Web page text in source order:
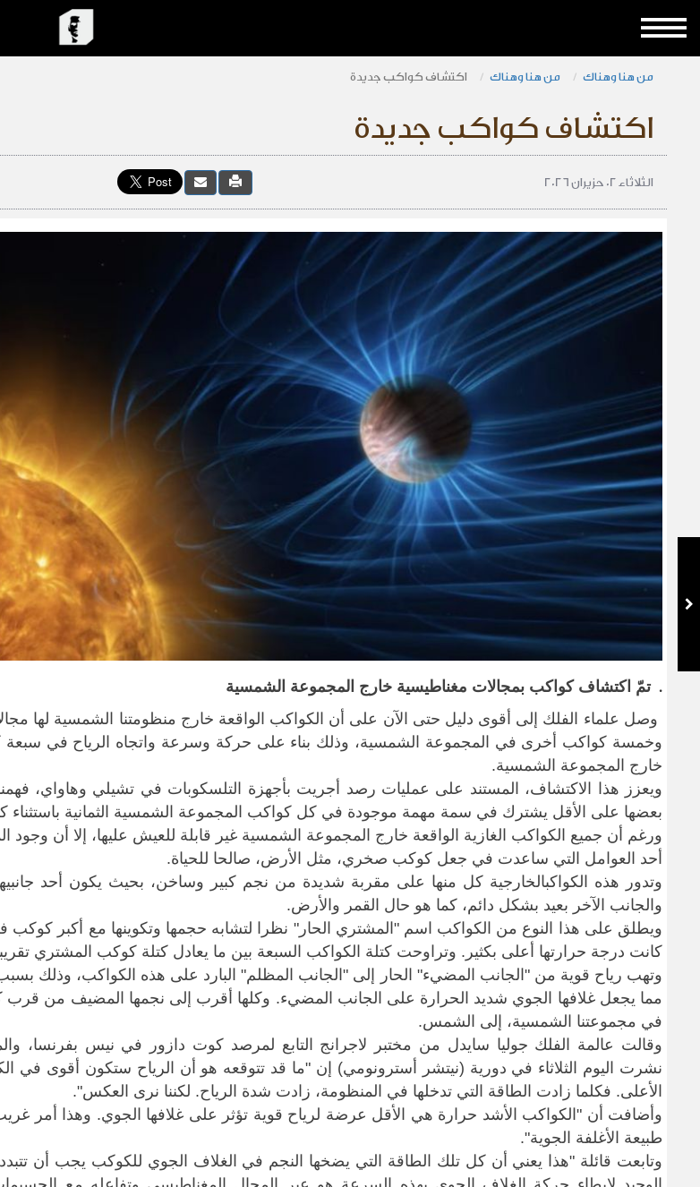
من هنا وهناك من هنا وهناك اكتشاف كواكب جديدة
اكتشاف كواكب جديدة
الثلاثاء 02 حزيران 2026
.تمّ اكتشاف كواكب بمجالات مغناطيسية خارج المجموعة الشمسية
وصل علماء الفلك إلى أقوى دليل حتى الآن على أن الكواكب الواقعة خارج منظومتنا الشمسية لها
وخمسة كواكب أخرى في المجموعة الشمسية، وذلك بناء على حركة وسرعة واتجاه الرياح في سبعة
خارج المجموعة الشمسية.
ويعزز هذا الاكتشاف، المستند على عمليات رصد أجريت بأجهزة التلسكوبات في تشيلي وهاواي،
بعضها على الأقل يشترك في سمة مهمة موجودة في كل كواكب المجموعة الشمسية الثمانية باستثناء
ورغم أن جميع الكواكب الغازية الواقعة خارج المجموعة الشمسية غير قابلة للعيش عليها، إلا أن وجود
أحد العوامل التي ساعدت في جعل كوكب صخري، مثل الأرض، صالحا للحياة.
وتدور هذه الكواكب​الخارجية كل منها على مقربة شديدة من نجم كبير وساخن، بحيث يكون أحد
والجانب الآخر ​بعيد بشكل دائم، كما هو حال القمر والأرض.
ويطلق على هذا النوع من الكواكب اسم "المشتري الحار" نظرا لتشابه حجمها وتكوينها مع أكبر كوكب
كانت درجة حرارتها أعلى بكثير. وتراوحت كتلة الكواكب السبعة بين ما يعادل كتلة ​كوكب المشتري تقريبا
وتهب رياح قوية من "الجانب المضيء" الحار إلى "الجانب المظلم" البارد على هذه الكواكب، وذلك
مما يجعل غلافها الجوي شديد الحرارة على الجانب المضيء. وكلها أقرب إلى نجمها المضيف من
في مجموعتنا الشمسية، إلى الشمس.
وقالت عالمة الفلك جوليا سايدل من مختبر لاجرانج التابع لمرصد كوت دازور في نيس بفرنسا،
نشرت اليوم الثلاثاء في دورية (نيتشر أسترونومي) إن "ما ​قد تتوقعه هو أن الرياح ستكون أقوى في
الأعلى. فكلما زادت الطاقة التي تدخلها في المنظومة، زادت شدة ​الرياح. لكننا نرى العكس".
وأضافت أن "الكواكب الأشد حرارة هي الأقل عرضة لرياح قوية تؤثر على غلافها الجوي. وهذا أمر
طبيعة ‌الأغلفة الجوية".
وتابعت قائلة "هذا يعني أن كل تلك الطاقة التي يضخها النجم في الغلاف الجوي للكوكب يجب أن